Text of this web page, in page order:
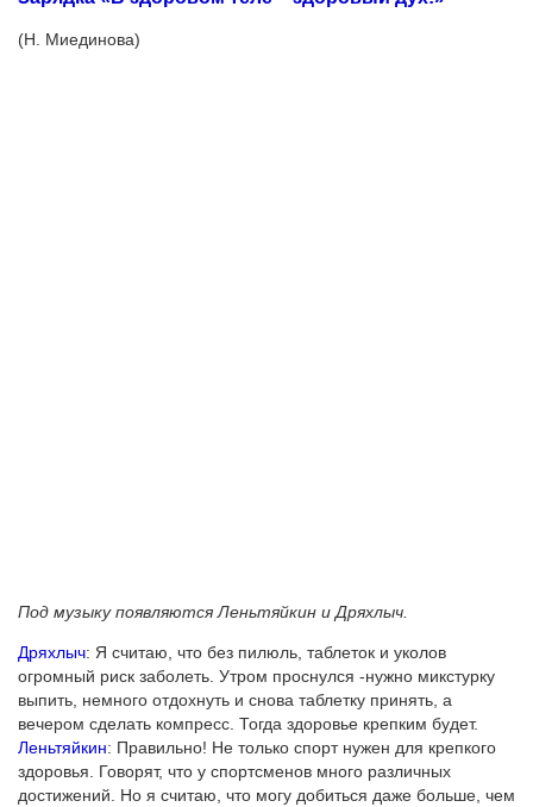
(Н. Миединова)
Под музыку появляются Леньтяйкин и Дряхлыч.
Дряхлыч: Я считаю, что без пилюль, таблеток и уколов
огромный риск заболеть. Утром проснулся -нужно микстурку
выпить, немного отдохнуть и снова таблетку принять, а
вечером сделать компресс. Тогда здоровье крепким будет.
Леньтяйкин: Правильно! Не только спорт нужен для крепкого
здоровья. Говорят, что у спортсменов много различных
достижений. Но я считаю, что могу добиться даже больше, чем